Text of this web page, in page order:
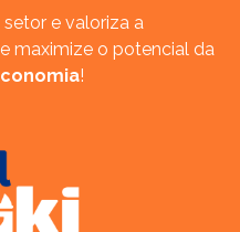
e valoriza a
maximize o potencial da
!